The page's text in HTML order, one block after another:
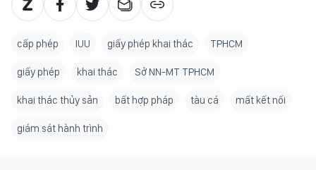
cấp phép IUU giấy phép khai thác TPHCM
giấy phép khai thác Sở NN-MT TPHCM
khai thác thủy sản bất hợp pháp tàu cá mất kết nối
giám sát hành trình